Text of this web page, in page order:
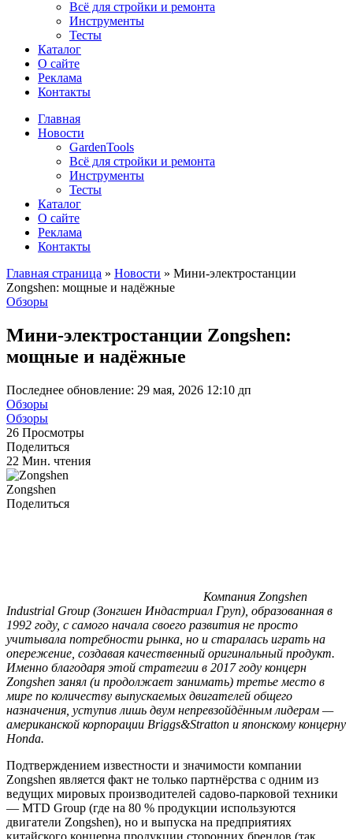
Всё для стройки и ремонта
Инструменты
Тесты
Каталог
О сайте
Реклама
Контакты
Главная
Новости
GardenTools
Всё для стройки и ремонта
Инструменты
Тесты
Каталог
О сайте
Реклама
Контакты
Главная страница » Новости » Мини-электростанции
Zongshen: мощные и надёжные
Обзоры
Мини-электростанции Zongshen:
мощные и надёжные
Последнее обновление: 29 мая, 2026 12:10 дп
Обзоры
Обзоры
26 Просмотры
Поделиться
22 Мин. чтения
Zongshen
Поделиться
Компания Zongshen
Industrial Group (Зонгшен Индастриал Груп), образованная в
1992 году, с самого начала своего развития не просто
учитывала потребности рынка, но и старалась играть на
опережение, создавая качественный оригинальный продукт.
Именно благодаря этой стратегии в 2017 году концерн
Zongshen занял (и продолжает занимать) третье место в
мире по количеству выпускаемых двигателей общего
назначения, уступив лишь двум непревзойдённым лидерам —
американской корпорации Briggs&Stratton и японскому концерну
Honda.
Подтверждением известности и значимости компании
Zongshen является факт не только партнёрства с одним из
ведущих мировых производителей садово‑парковой техники
— MTD Group (где на 80 % продукции используются
двигатели Zongshen), но и выпуска на предприятиях
китайского концерна продукции сторонних брендов (так